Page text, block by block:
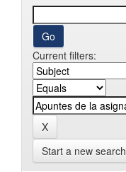
Current filters:
Start a new search